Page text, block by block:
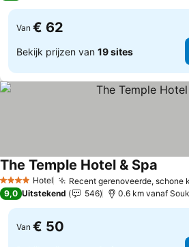
Van € 62
Bekijk prijzen van 19 sites
4 SterrenHotel Recent gerenoveerde, schone
The Temple Hotel & Spa
9,0 Uitstekend 546 0.6 km vanaf
Van € 50